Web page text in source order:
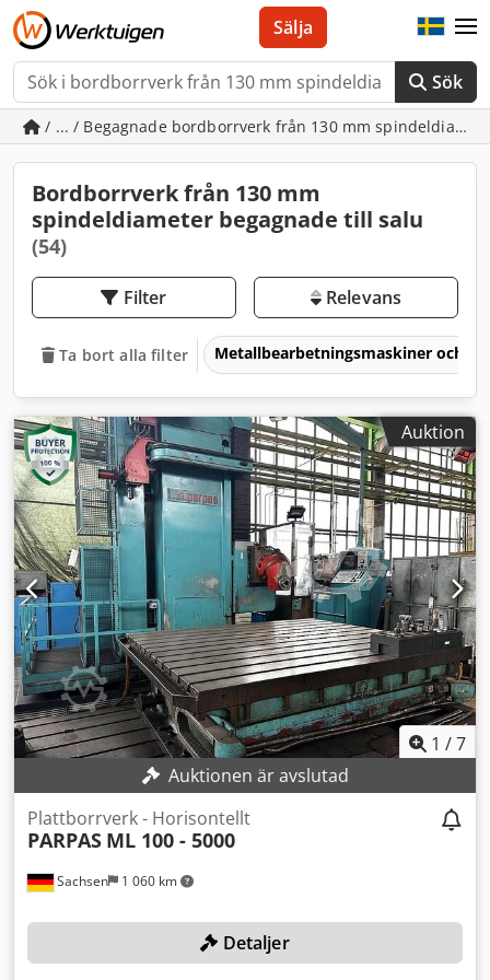
Sök
Sälja
/ ... / Begagnade bordborrverk från 130 mm
Bordborrverk från 130 mm
spindeldiameter begagnade till salu
(54)
Filter Relevans
Ta bort alla filter Metallbearbetningsmaskiner och
Auktion
1 /7
Auktionen är avslutad
Sachsen 1 060 km
Plattborrverk - Horisontellt
PARPAS ML 100 - 5000
Detaljer